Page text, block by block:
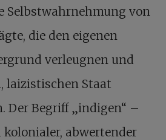
Selbstwahrnehmung von
die den eigenen
verleugnen und
laizistischen Staat
Der Begriff „indigen“ –
abwertender